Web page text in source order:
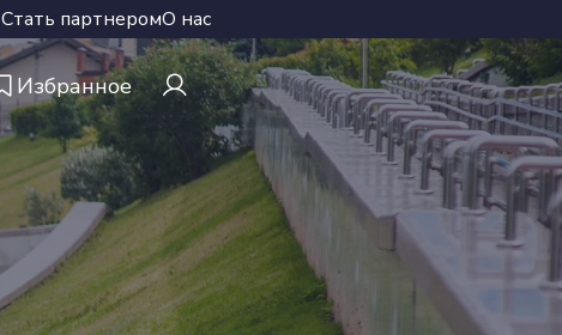
Стать партнеромО нас
Избранное